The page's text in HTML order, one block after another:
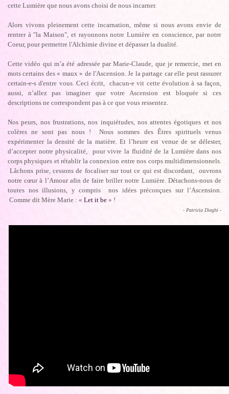
cette Lumière que nous avons choisi de nous incarner.
Alors vivons pleinement cette incarnation, même si nous avons envie de
rentrer à "la Maison", et rayonnons notre Lumière en conscience, par notre
Coeur, pour permettre l'Alchimie divine et dépasser la dualité.
Cette vidéo qui m’a été adressée par Marie-Claude, que je remercie, met en
mots certains des « maux » de l'Ascension. Je la partage car elle peut rassurer
certain-e-s d'entre vous. Ceci écrit, chacun-e vit cette évolution à sa façon,
aussi, n’allez pas imaginer que votre Ascension est bloquée si ces
descriptions ne correspondent pas à ce que vous ressentez.
Nos peurs, nos frustrations, nos inquiétudes, nos attentes égotiques et nos
colères ne sont pas nous ! Nous sommes des Êtres spirituels venus
expérimenter la densité de la matière. Et l’heure est venue de se délester,
d’accepter notre physicalité, pour vivre la fluidité de la Lumière dans nos
corps physiques et rétablir la connexion entre nos corps multidimensionnels.
Lâchons prise, cessons de focaliser sur tout ce qui est discordant, ouvrons
notre cœur à l’Amour afin de faire briller notre Lumière. Détachons-nous de
toutes nos illusions, y compris nos idées préconçues sur l’Ascension.
Comme dit Mère Marie : « Let it be » !
- Patricia Dieghi -